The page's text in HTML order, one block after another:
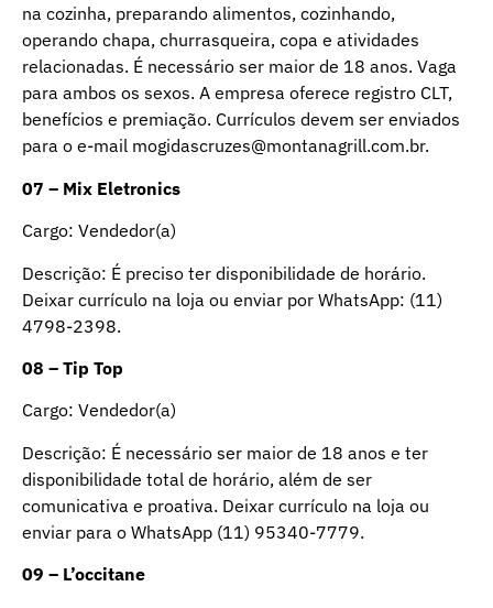
na cozinha, preparando alimentos, cozinhando,
operando chapa, churrasqueira, copa e atividades
relacionadas. É necessário ser maior de 18 anos. Vaga
para ambos os sexos. A empresa oferece registro CLT,
benefícios e premiação. Currículos devem ser enviados
para o e-mail mogidascruzes@montanagrill.com.br.
07 – Mix Eletronics
Cargo: Vendedor(a)
Descrição: É preciso ter disponibilidade de horário.
Deixar currículo na loja ou enviar por WhatsApp: (11)
4798-2398.
08 – Tip Top
Cargo: Vendedor(a)
Descrição: É necessário ser maior de 18 anos e ter
disponibilidade total de horário, além de ser
comunicativa e proativa. Deixar currículo na loja ou
enviar para o WhatsApp (11) 95340-7779.
09 – L’occitane